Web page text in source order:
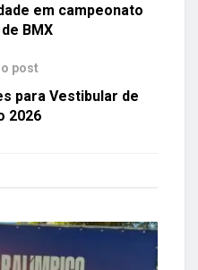
em campeonato
BMX
post
para Vestibular de
2026